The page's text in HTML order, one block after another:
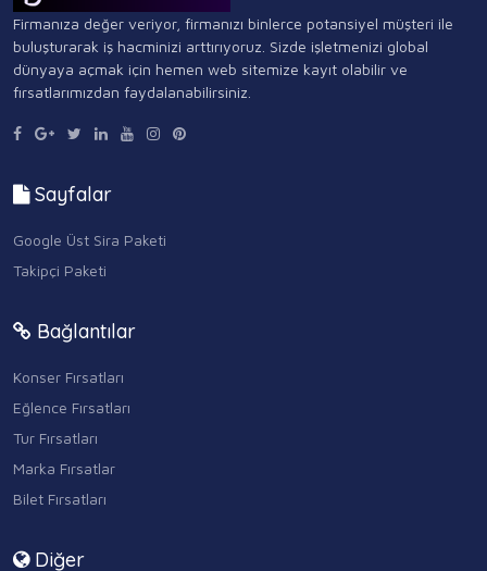
Firmanıza değer veriyor, firmanızı binlerce potansiyel müşteri ile
buluşturarak iş hacminizi arttırıyoruz. Sizde işletmenizi global
dünyaya açmak için hemen web sitemize kayıt olabilir ve
fırsatlarımızdan faydalanabilirsiniz.
Sayfalar
Google Üst Sira Paketi
Takipçi Paketi
Bağlantılar
Konser Fırsatları
Eğlence Fırsatları
Tur Fırsatları
Marka Fırsatlar
Bilet Fırsatları
Diğer